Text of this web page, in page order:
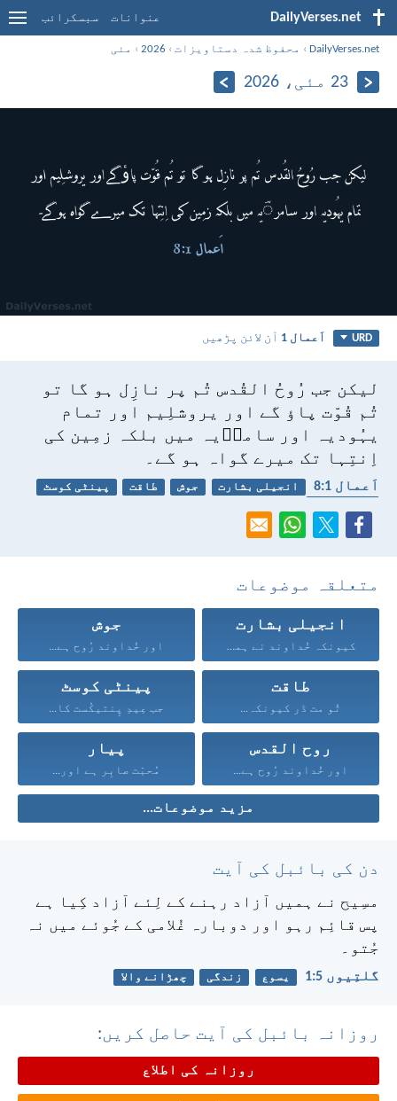
DailyVerses.net عنوانات سبسکرائب
DailyVerses.net
› محفوظ شدہ دستاویزات ›
2026
› مئی
23 مئی، 2026
URD اَعمال 1 آن لائن پڑھیں
لیکن جب رُوحُ القُدس تُم پر نازِل ہو گا تو
تُم قُوّت پاؤ گے اور یروشلِیم اور تمام
یہُودیہ اور سامرؔیہ میں بلکہ زمِین کی
اِنتِہا تک میرے گواہ ہو گے۔
اَعمال 1:‏8 انجیلی بشارت جوش طاقت
پینٹی کوسٹ
متعلقہ موضوعات
انجیلی بشارت
کیونکہ خُداوند نے ہمیں...
جوش
اور خُداوند رُوح ہے...
طاقت
تُو مت ڈر کیونکہ...
پینٹی کوسٹ
جب عِیدِ پِنتیکُست کا...
روح القدس
اور خُداوند رُوح ہے...
پیار
مُحبّت صابِر ہے اور...
مزید موضوعات...
دن کی بائبل کی آیت
مسِیح نے ہمیں آزاد رہنے کے لِئے آزاد کِیا ہے
پس قائِم رہو اور دوبارہ غُلامی کے جُوئے میں نہ
جُتو۔
گلتِیوں 5:‏1 یسوع زندگی چھڑانے والا
روزانہ بائبل کی آیت حاصل کریں:
روزانہ کی اطلاع